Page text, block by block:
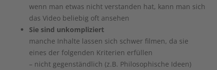
wenn man etwas nicht verstanden hat, kann man sich
das Video beliebig oft ansehen
Sie sind unkompliziert
manche Inhalte lassen sich schwer filmen, da sie
eines der folgenden Kriterien erfüllen
– nicht gegenständlich (z.B. Philosophische Ideen)